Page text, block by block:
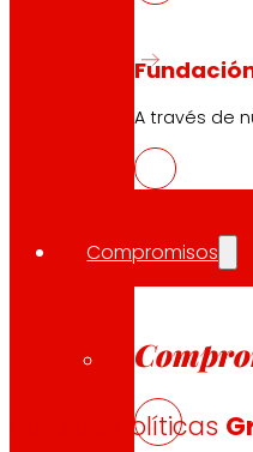
A través de
Compromisos
Libro de políticas